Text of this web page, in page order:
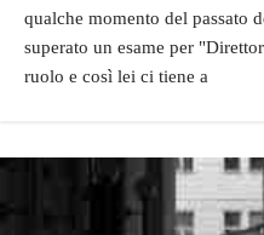
qualche momento del passato
superato un esame per
ruolo e così lei ci tiene a